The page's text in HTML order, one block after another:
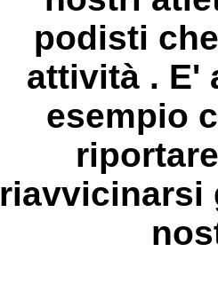
podisti
attività . E'
esempio
riavvicinarsi